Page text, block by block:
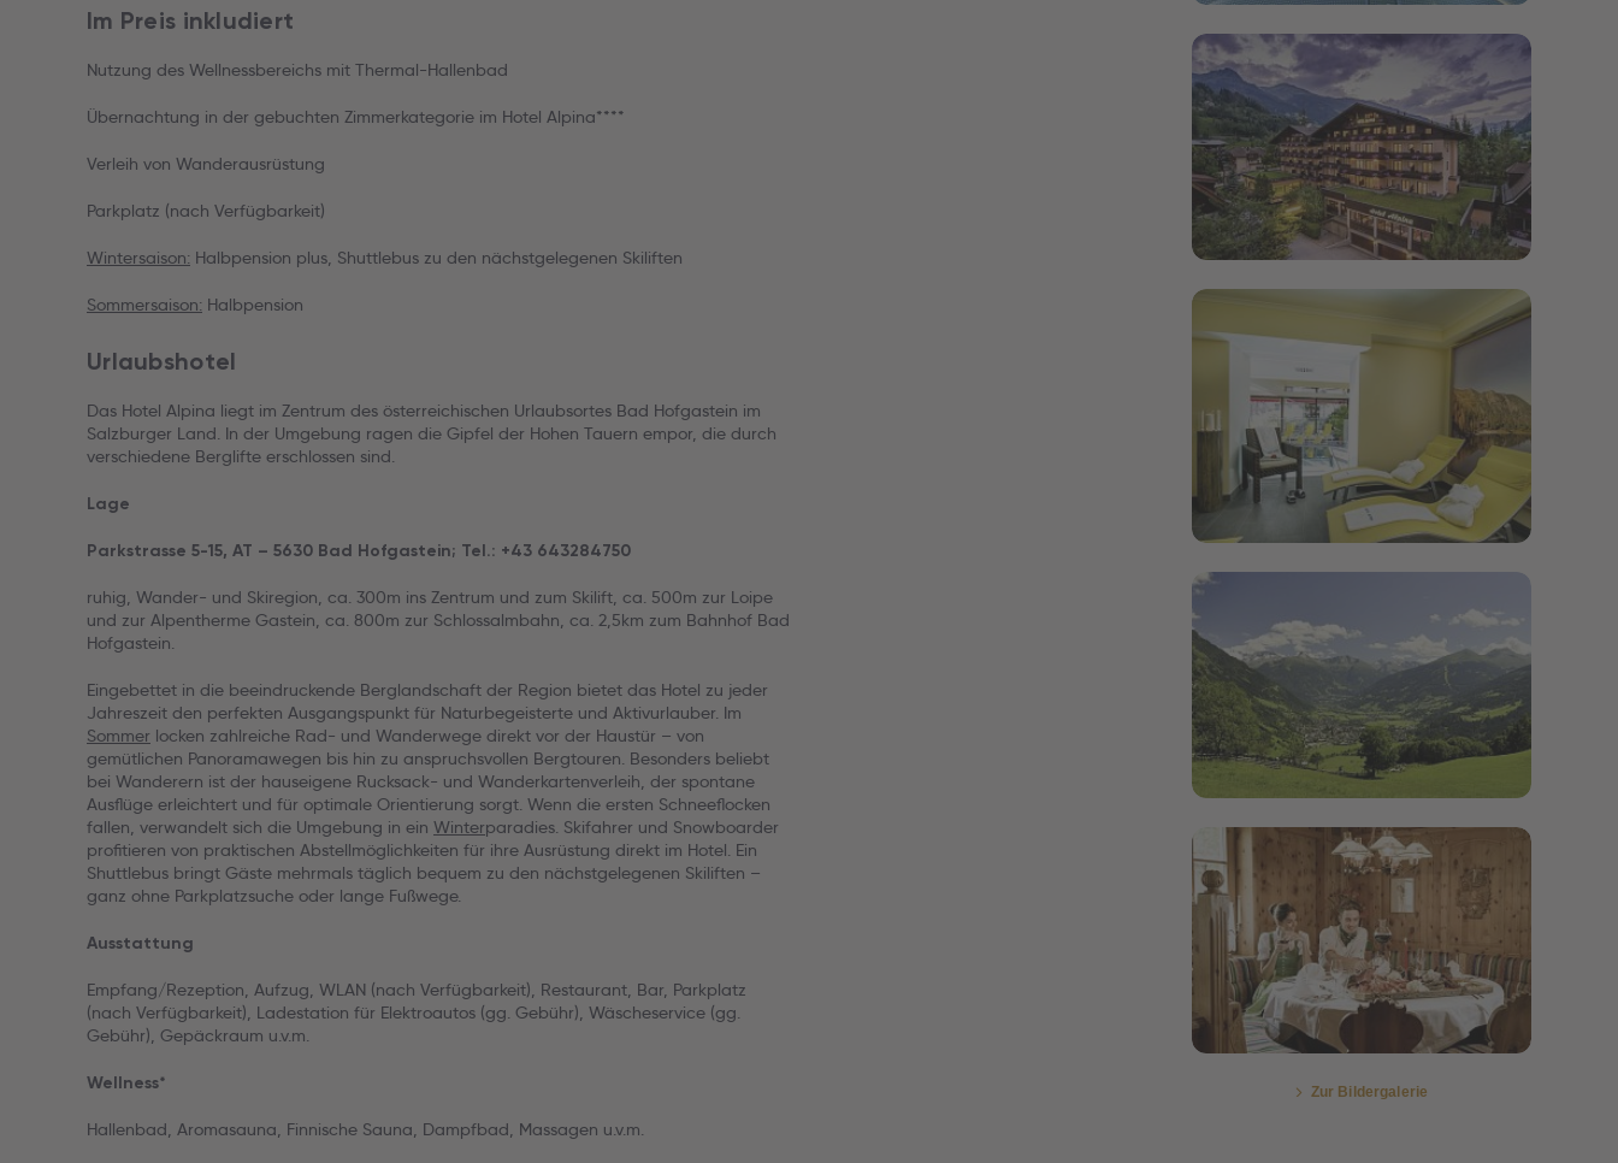
Im Preis inkludiert
Nutzung des Wellnessbereichs mit Thermal-Hallenbad
Übernachtung in der gebuchten Zimmerkategorie im Hotel Alpina****
Verleih von Wanderausrüstung
Parkplatz (nach Verfügbarkeit)
Wintersaison: Halbpension plus, Shuttlebus zu den nächstgelegenen Skiliften
Sommersaison: Halbpension
Urlaubshotel
Das Hotel Alpina liegt im Zentrum des österreichischen Urlaubsortes Bad Hofgastein im
Salzburger Land. In der Umgebung ragen die Gipfel der Hohen Tauern empor, die durch
verschiedene Berglifte erschlossen sind.
Lage
Parkstrasse 5-15, AT – 5630 Bad Hofgastein; Tel.: +43 643284750
ruhig, Wander- und Skiregion, ca. 300m ins Zentrum und zum Skilift, ca. 500m zur Loipe
und zur Alpentherme Gastein, ca. 800m zur Schlossalmbahn, ca. 2,5km zum Bahnhof Bad
Hofgastein.
Eingebettet in die beeindruckende Berglandschaft der Region bietet das Hotel zu jeder
Jahreszeit den perfekten Ausgangspunkt für Naturbegeisterte und Aktivurlauber. Im
Sommer locken zahlreiche Rad- und Wanderwege direkt vor der Haustür – von
gemütlichen Panoramawegen bis hin zu anspruchsvollen Bergtouren. Besonders beliebt
bei Wanderern ist der hauseigene Rucksack- und Wanderkartenverleih, der spontane
Ausflüge erleichtert und für optimale Orientierung sorgt. Wenn die ersten Schneeflocken
fallen, verwandelt sich die Umgebung in ein Winterparadies. Skifahrer und Snowboarder
profitieren von praktischen Abstellmöglichkeiten für ihre Ausrüstung direkt im Hotel. Ein
Shuttlebus bringt Gäste mehrmals täglich bequem zu den nächstgelegenen Skiliften –
ganz ohne Parkplatzsuche oder lange Fußwege.
Ausstattung
Empfang/Rezeption, Aufzug, WLAN (nach Verfügbarkeit), Restaurant, Bar, Parkplatz
(nach Verfügbarkeit), Ladestation für Elektroautos (gg. Gebühr), Wäscheservice (gg.
Gebühr), Gepäckraum u.v.m.
Wellness*
Hallenbad, Aromasauna, Finnische Sauna, Dampfbad, Massagen u.v.m.
Bildergalerie öffnen
Bildergalerie öffnen
Bildergalerie öffnen
Bildergalerie öffnen
Zur Bildergalerie